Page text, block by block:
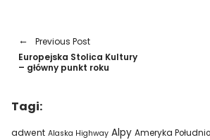
Previous Post
Europejska Stolica Kultury
– główny punkt roku
Tagi:
adwent Alaska Highway Alpy Ameryka